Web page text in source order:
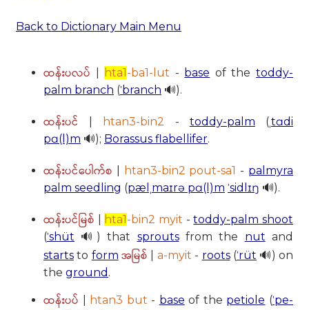
Back to Dictionary Main Menu
ထန်းပလပ် hta1-ba1-lut - base of thetoddy-
palm branch (ˈbranch 🔊).
ထန်းပင် htan3-bin2 - toddy-palm (ˌtɑdi
pɑ(l)m 🔊); Borassus flabellifer.
ထန်းပင်ပေါက်စ htan3-bin2 pout-sa1 - palmyra
palm seedling (pælˌmaɪrə pɑ(l)m ˈsidlɪŋ 🔊).
ထန်းပင်မြစ် hta1-bin2 myit -toddy-palm shoot
(ˈshüt 🔊) that sproutsfrom the nut and
starts to form အမြစ် a-myit - roots(ˈrüt 🔊) on
the ground .
ထန်းပပ် htan3 but - base of the petiole (ˈpe-